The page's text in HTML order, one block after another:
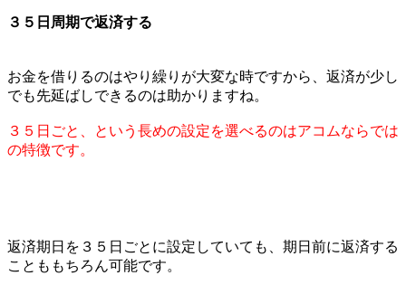
３５日周期で返済する
お金を借りるのはやり繰りが大変な時ですから、返済が少し
でも先延ばしできるのは助かりますね。
３５日ごと、という長めの設定を選べるのはアコムならでは
の特徴です。
返済期日を３５日ごとに設定していても、期日前に返済する
ことももちろん可能です。